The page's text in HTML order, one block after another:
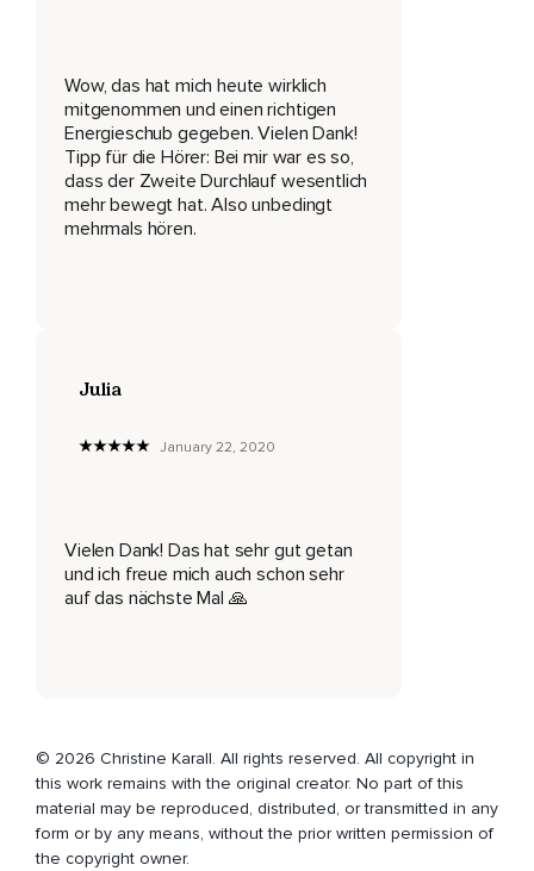
Was du tun musst,
Um diese Aufgabe zu meistern,
Dir diesen Traum zu erfüllen,
Ans Ziel zu kommen.
Genieß diesen Moment.
Alle warten auf dich.
Alle wollen dich sehen.
Atme noch mal tief durch die Nase ein und halte den Atem
an und durch den Mund ausatmen.
Dann öffne langsam die Augen und das Gefühl,
Das du jetzt gerade in der Meditation hattest,
Wow, das hat mich heute wirklich
mitgenommen und einen richtigen
Energieschub gegeben. Vielen Dank!
Tipp für die Hörer: Bei mir war es so,
dass der Zweite Durchlauf wesentlich
mehr bewegt hat. Also unbedingt
mehrmals hören.
Julia
January 22, 2020
Vielen Dank! Das hat sehr gut getan
und ich freue mich auch schon sehr
auf das nächste Mal 🙏
© 2026 Christine Karall. All rights reserved. All copyright in
this work remains with the original creator. No part of this
material may be reproduced, distributed, or transmitted in any
form or by any means, without the prior written permission of
the copyright owner.